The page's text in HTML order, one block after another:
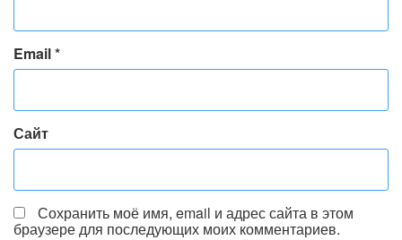
Email*
Сайт
Сохранить моё имя, email и адрес сайта в этом
браузере для последующих моих комментариев.